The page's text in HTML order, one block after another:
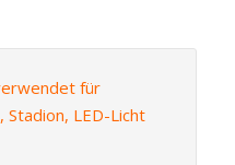
für
Stadion, LED-Licht